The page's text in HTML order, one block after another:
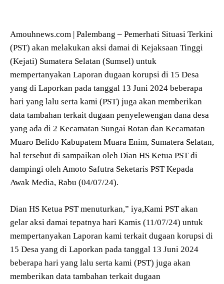
Amouhnews.com | Palembang – Pemerhati Situasi Terkini
(PST) akan melakukan aksi damai di Kejaksaan Tinggi
(Kejati) Sumatera Selatan (Sumsel) untuk
mempertanyakan Laporan dugaan korupsi di 15 Desa
yang di Laporkan pada tanggal 13 Juni 2024 beberapa
hari yang lalu serta kami (PST) juga akan memberikan
data tambahan terkait dugaan penyelewengan dana desa
yang ada di 2 Kecamatan Sungai Rotan dan Kecamatan
Muaro Belido Kabupatem Muara Enim, Sumatera Selatan,
hal tersebut di sampaikan oleh Dian HS Ketua PST di
dampingi oleh Amoto Safutra Seketaris PST Kepada
Awak Media, Rabu (04/07/24).
Dian HS Ketua PST menuturkan,” iya,Kami PST akan
gelar aksi damai tepatnya hari Kamis (11/07/24) untuk
mempertanyakan Laporan kami terkait dugaan korupsi di
15 Desa yang di Laporkan pada tanggal 13 Juni 2024
beberapa hari yang lalu serta kami (PST) juga akan
memberikan data tambahan terkait dugaan